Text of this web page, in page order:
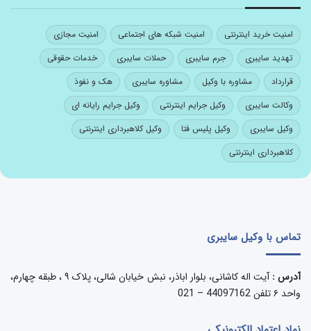
امنیت خرید اینترنتی امنیت شبکه های اجتماعی
امنیت مجازی
تهدید سایبری
جرم سایبری حملات سایبری
خدمات حقوقی
قرارداد
مشاوره با وکیل مشاوره سایبری
هک و نفوذ
وکالت سایبری
وکیل جرایم اینترنتی
وکیل جرایم رایانه ای
وکیل سایبری
وکیل پلیس فتا
وکیل کلاهبرداری اینترنتی
کلاهبرداری اینترنتی
تماس با وکیل سایبری
آدرس :
آیت اله کاشانی، بلوار اباذر، نبش خیابان شالی، پلاک ۹ ، طبقه چهارم،
واحد ۶ تلفن 44097162 – 021